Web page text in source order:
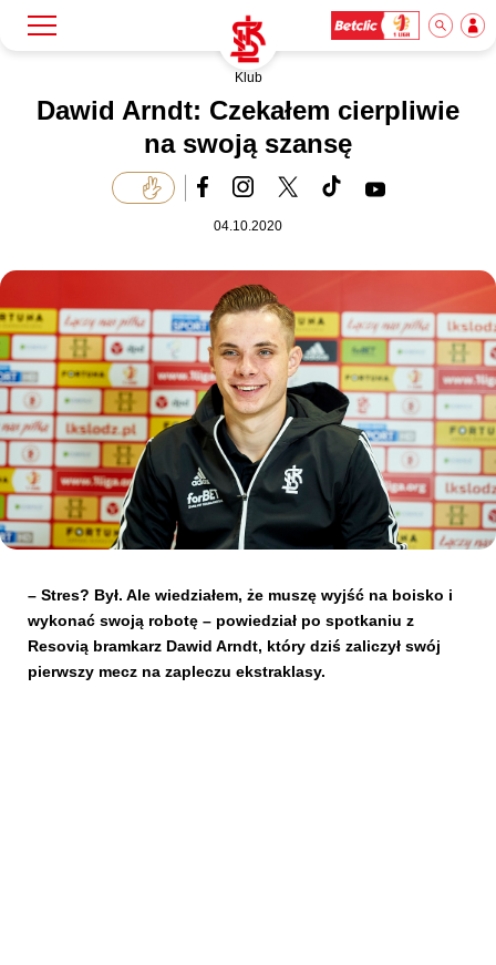
Klub
Akademia
Biznes
Dla mediów
Kibice
Klub
Dawid Arndt: Czekałem cierpliwie
na swoją szansę
04.10.2020
– Stres? Był. Ale wiedziałem, że muszę wyjść na boisko i
wykonać swoją robotę – powiedział po spotkaniu z
Resovią bramkarz Dawid Arndt, który dziś zaliczył swój
pierwszy mecz na zapleczu ekstraklasy.